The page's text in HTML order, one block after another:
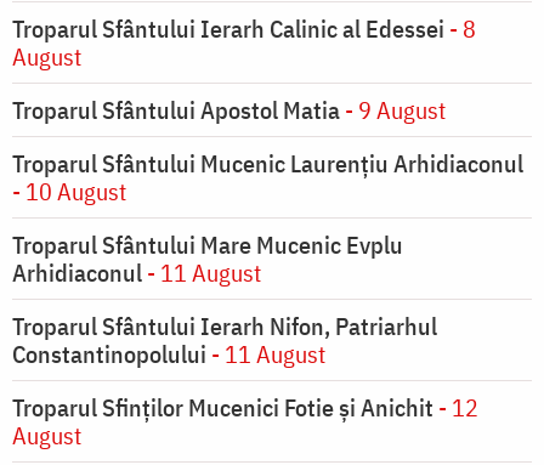
Troparul Sfântului Ierarh Calinic al Edessei - 8
August
Troparul Sfântului Apostol Matia- 9 August
Troparul Sfântului Mucenic Laurențiu Arhidiaconul
- 10 August
Troparul Sfântului Mare Mucenic Evplu
Arhidiaconul- 11 August
Troparul Sfântului Ierarh Nifon, Patriarhul
Constantinopolului - 11 August
Troparul Sfinţilor Mucenici Fotie şi Anichit - 12
August